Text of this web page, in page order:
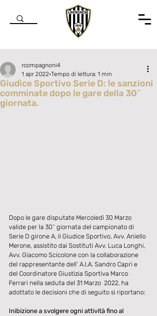
Giudice Sportivo Serie D: le sanzioni
comminate dopo le gare della 30^
giornata.
rcompagnoni4
1 apr 2022 Tempo di lettura: 1 min
Dopo le gare disputate Mercoledì 30 Marzo
valide per la 30^ giornata del campionato di
Serie D girone A, il Giudice Sportivo, Avv. Aniello
Merone, assistito dai Sostituti Avv. Luca Longhi,
Avv. Giacomo Scicolone con la collaborazione
del rappresentante dell' A.I.A. Sandro Capri e
del Coordinatore Giustizia Sportiva Marco
Ferrari nella seduta del 31 Marzo  2022, ha
adottato le decisioni che di seguito si riportano:​
Inibizione a svolgere ogni attività fino al